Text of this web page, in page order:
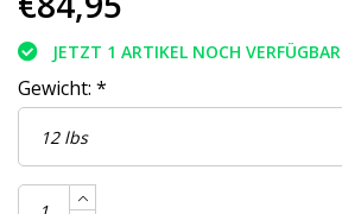
JETZT 1 ARTIKEL NOCH VERFÜGBAR
Gewicht: *